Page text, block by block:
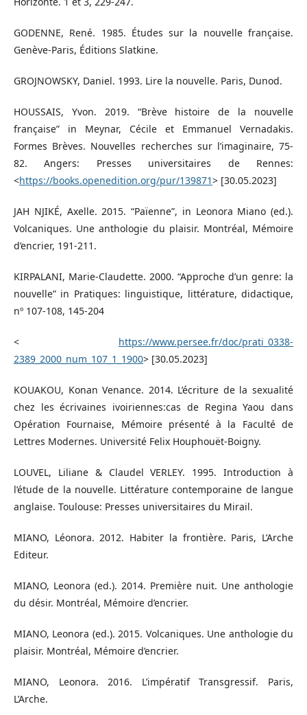
GODENNE, René. 1985. Études sur la nouvelle française.
Genève-Paris, Éditions Slatkine.
GROJNOWSKY, Daniel. 1993. Lire la nouvelle. Paris, Dunod.
HOUSSAIS, Yvon. 2019. “Brève histoire de la nouvelle
française” in Meynar, Cécile et Emmanuel Vernadakis.
Formes Brèves. Nouvelles recherches sur l’imaginaire, 75-
82. Angers: Presses universitaires de Rennes:
<https://books.openedition.org/pur/139871> [30.05.2023]
JAH NJIKÉ, Axelle. 2015. “Païenne”, in Leonora Miano (ed.).
Volcaniques. Une anthologie du plaisir. Montréal, Mémoire
d’encrier, 191-211.
KIRPALANI, Marie-Claudette. 2000. “Approche d’un genre: la
nouvelle” in Pratiques: linguistique, littérature, didactique,
nº 107-108, 145-204
< https://www.persee.fr/doc/prati_0338-
2389_2000_num_107_1_1900> [30.05.2023]
KOUAKOU, Konan Venance. 2014. L’écriture de la sexualité
chez les écrivaines ivoiriennes:cas de Regina Yaou dans
Opération Fournaise, Mémoire présenté à la Faculté de
Lettres Modernes. Université Felix Houphouët-Boigny.
LOUVEL, Liliane & Claudel VERLEY. 1995. Introduction à
l’étude de la nouvelle. Littérature contemporaine de langue
anglaise. Toulouse: Presses universitaires du Mirail.
MIANO, Léonora. 2012. Habiter la frontière. Paris, L’Arche
Editeur.
MIANO, Leonora (ed.). 2014. Première nuit. Une anthologie
du désir. Montréal, Mémoire d’encrier.
MIANO, Leonora (ed.). 2015. Volcaniques. Une anthologie du
plaisir. Montréal, Mémoire d’encrier.
MIANO, Leonora. 2016. L’impératif Transgressif. Paris,
L’Arche.